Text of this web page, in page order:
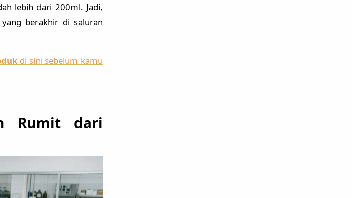
lebih dari 200ml. Jadi,
berakhir di saluran
di sini sebelum kamu
Rumit dari